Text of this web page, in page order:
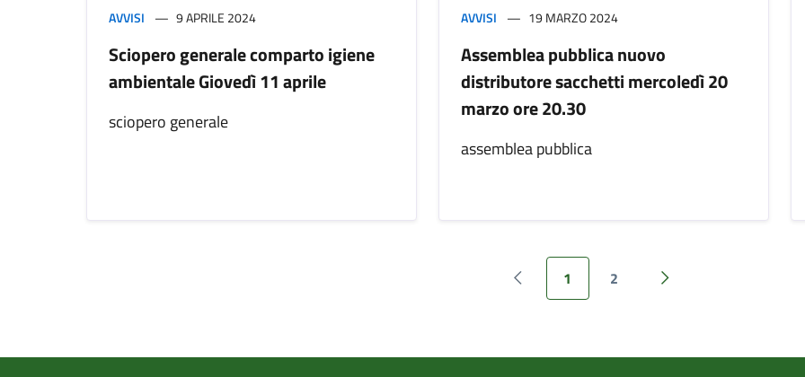
AVVISI 9 APRILE 2024
Sciopero generale comparto igiene
ambientale Giovedì 11 aprile
sciopero generale
AVVISI 19 MARZO 2024
Assemblea pubblica nuovo
distributore sacchetti mercoledì 20
marzo ore 20.30
assemblea pubblica
Pagina precedente
1 2
Pagina successiva